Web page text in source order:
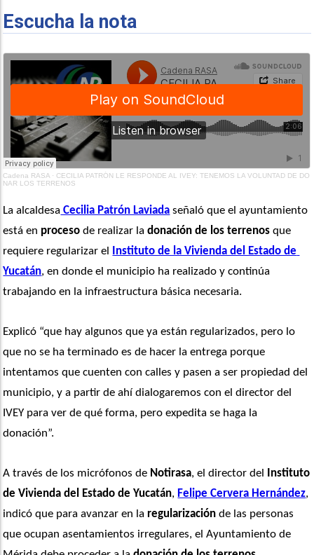
Escucha la nota
Cadena RASA · CECILIA PATRÓN LE RESPONDE AL IVEY: TENEMOS LA VOLUNTAD DE DO
NAR LOS TERRENOS
La alcaldesa Cecilia Patrón Laviada señaló que el ayuntamiento
está en proceso de realizar la donación de los terrenos que
requiere regularizar el Instituto de la Vivienda del Estado de
Yucatán, en donde el municipio ha realizado y continúa
trabajando en la infraestructura básica necesaria.
Explicó “que hay algunos que ya están regularizados, pero lo
que no se ha terminado es de hacer la entrega porque
intentamos que cuenten con calles y pasen a ser propiedad del
municipio, y a partir de ahí dialogaremos con el director del
IVEY para ver de qué forma, pero expedita se haga la
donación”.
A través de los micrófonos de Notirasa, el director del Instituto
de Vivienda del Estado de Yucatán, Felipe Cervera Hernández,
indicó que para avanzar en la regularización de las personas
que ocupan asentamientos irregulares, el Ayuntamiento de